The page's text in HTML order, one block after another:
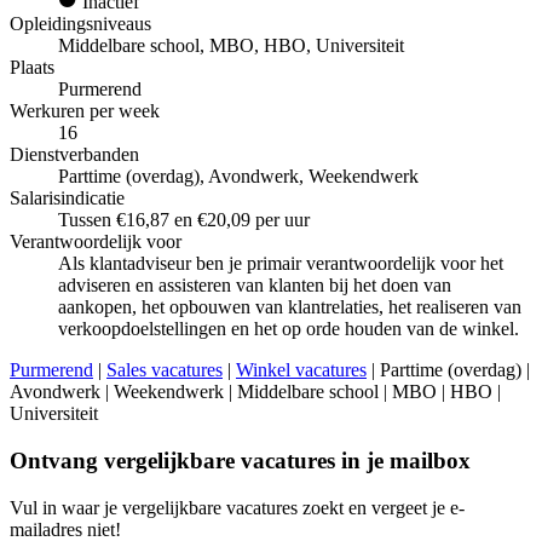
Opleidingsniveaus
Middelbare school, MBO, HBO, Universiteit
Plaats
Purmerend
Werkuren per week
16
Dienstverbanden
Parttime (overdag), Avondwerk, Weekendwerk
Salarisindicatie
Tussen €16,87 en €20,09 per uur
Verantwoordelijk voor
Als klantadviseur ben je primair verantwoordelijk voor het
adviseren en assisteren van klanten bij het doen van
aankopen, het opbouwen van klantrelaties, het realiseren van
verkoopdoelstellingen en het op orde houden van de winkel.
Purmerend | Sales vacatures | Winkel vacatures | Parttime (overdag) |
Avondwerk | Weekendwerk | Middelbare school | MBO | HBO |
Universiteit
Ontvang vergelijkbare vacatures in je mailbox
Vul in waar je vergelijkbare vacatures zoekt en vergeet je e-
mailadres niet!